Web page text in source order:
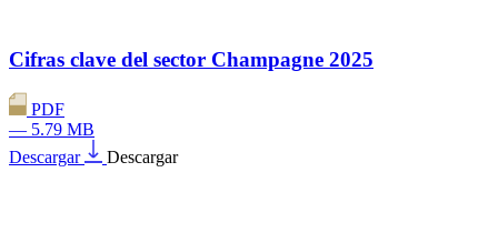
Cifras clave del sector Champagne 2025
PDF
— 5.79 MB
Descargar
Descargar